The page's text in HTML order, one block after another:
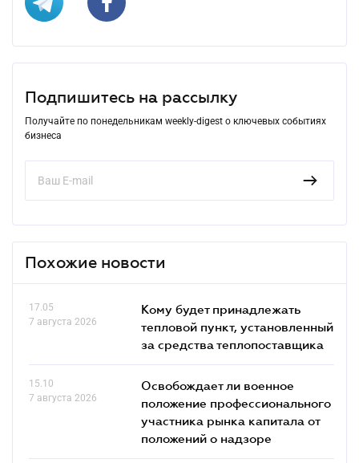
Подпишитесь на рассылку
Получайте по понедельникам weekly-digest о ключевых событиях
бизнеса
Похожие новости
17.05
7 августа 2026
Кому будет принадлежать
тепловой пункт, установленный
за средства теплопоставщика
15.10
7 августа 2026
Освобождает ли военное
положение профессионального
участника рынка капитала от
положений о надзоре